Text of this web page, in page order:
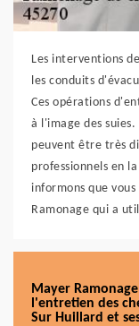
Les interventions
les conduits
Ces opérations
à l'image des
peuvent être très
professionnels en
informons que
Ramonage qui a
Mayer
l'entretien des
Sur Huillard et